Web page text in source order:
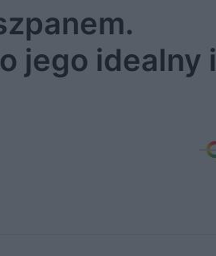
jego idealny i